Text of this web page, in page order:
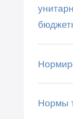
Нормы